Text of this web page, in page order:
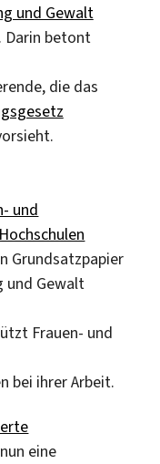
und Gewalt
Darin betont
die das
und
Grundsatzpapier
und Gewalt
Frauen- und
bei ihrer Arbeit.
eine